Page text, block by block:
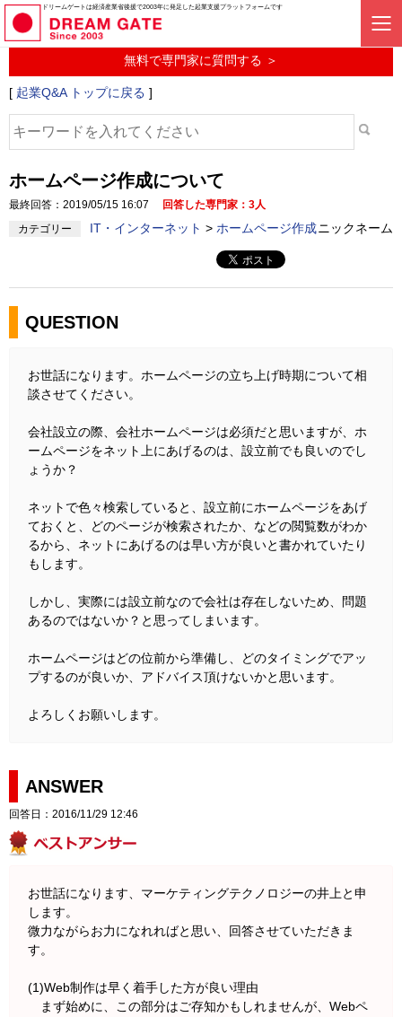
ドリームゲートは経済産業省後援で2003年に発足した起業支援プラットフォームです
起業に関するみんなの質問投稿サービス
起業Q&A
無料で専門家に質問する ＞
[ 起業Q&A トップに戻る ]
ホームページ作成について
最終回答：2019/05/15 16:07
回答した専門家：3人
カテゴリー
IT・インターネット > ホームページ作成ニックネーム
QUESTION
お世話になります。ホームページの立ち上げ時期について相
談させてください。
会社設立の際、会社ホームページは必須だと思いますが、ホ
ームページをネット上にあげるのは、設立前でも良いのでし
ょうか？
ネットで色々検索していると、設立前にホームページをあげ
ておくと、どのページが検索されたか、などの閲覧数がわか
るから、ネットにあげるのは早い方が良いと書かれていたり
もします。
しかし、実際には設立前なので会社は存在しないため、問題
あるのではないか？と思ってしまいます。
ホームページはどの位前から準備し、どのタイミングでアッ
プするのが良いか、アドバイス頂けないかと思います。
よろしくお願いします。
ANSWER
回答日：2016/11/29 12:46
お世話になります、マーケティングテクノロジーの井上と申
します。
微力ながらお力になれればと思い、回答させていただきま
す。
(1)Web制作は早く着手した方が良い理由
まず始めに、この部分はご存知かもしれませんが、Webペ